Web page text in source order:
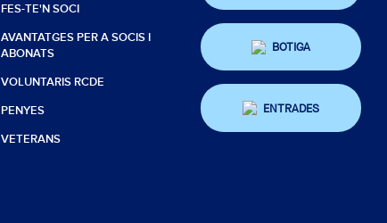
FES-TE'N SOCI
AVANTATGES PER A SOCIS I
ABONATS
VOLUNTARIS RCDE
PENYES
VETERANS
BOTIGA
ENTRADES